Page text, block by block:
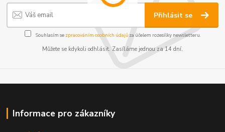
Přihlásit se
Souhlasím se zpracováním osobních údajůza účelem rozesílky newsletteru.
Můžete se kdykoli odhlásit. Zasíláme jednou za 14 dní.
Informace pro zákazníky